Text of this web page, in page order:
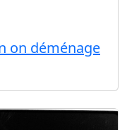
on déménage